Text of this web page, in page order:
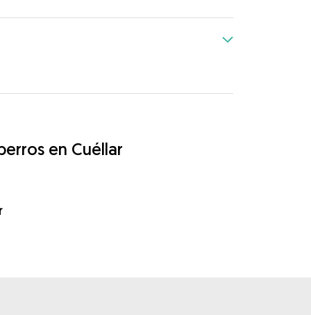
en Cuéllar